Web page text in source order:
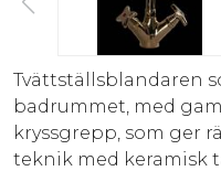
Tvättställsblandaren
badrummet, med
kryssgrepp, som ger
teknik med keramisk